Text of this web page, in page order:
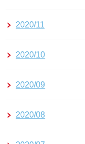
2020/11
2020/10
2020/09
2020/08